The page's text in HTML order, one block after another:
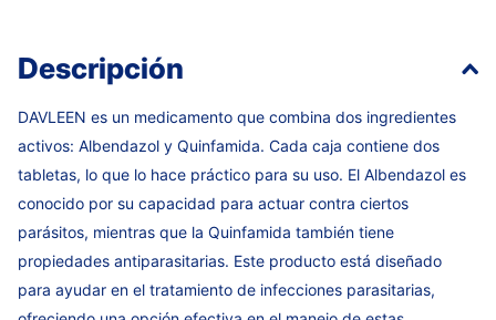
Descripción
DAVLEEN es un medicamento que combina dos ingredientes
activos: Albendazol y Quinfamida. Cada caja contiene dos
tabletas, lo que lo hace práctico para su uso. El Albendazol es
conocido por su capacidad para actuar contra ciertos
parásitos, mientras que la Quinfamida también tiene
propiedades antiparasitarias. Este producto está diseñado
para ayudar en el tratamiento de infecciones parasitarias,